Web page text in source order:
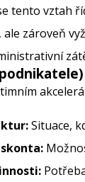
tento vztah
zároveň
Situace,